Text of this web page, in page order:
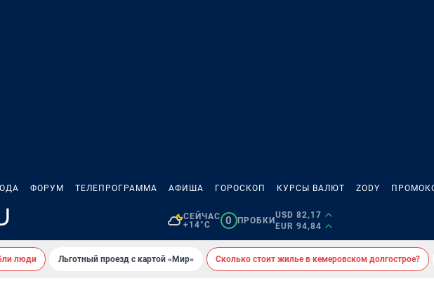
ФОРУМ ТЕЛЕПРОГРАММА АФИША ГОРОСКОП КУРСЫ ВАЛЮТ ZODY
СЕЙЧАС
+14°C
0 ПРОБКИ
USD 82,17
EUR 94,84
люди Льготный проезд с картой «Мир» Сколько стоит жилье в кемеровском долгострое?